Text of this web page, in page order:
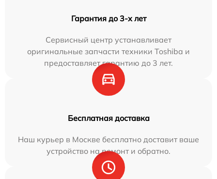
Гарантия до 3-х лет
Сервисный центр устанавливает
оригинальные запчасти техники Toshiba и
предоставляет гарантию до 3 лет.
Бесплатная доставка
Наш курьер в Москве бесплатно доставит ваше
устройство на ремонт и обратно.